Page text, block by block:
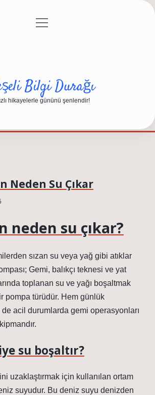
Gizlilik Politikası
menüyü
Bilgi Durağı
hikayelerle gününü şenlendir!
Neden Su Çıkar
neden su çıkar?
sızan su veya yağ gibi atıklar
Gemi, balıkçı teknesi ve yat
toplanan su ve yağı boşaltmak
pompa türüdür. Hem günlük
de acil durumlarda gemi operasyonları
su boşaltır?
uzaklaştırmak için kullanılan ortam
suyudur. Bu deniz suyu denizden